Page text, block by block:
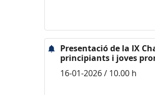
Presentació de la IX
principiants i joves
16-01-2026 / 10.00 h